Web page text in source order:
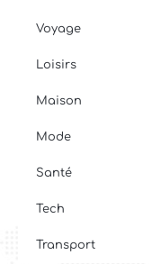
Voyage
Loisirs
Maison
Mode
Santé
Tech
Transport